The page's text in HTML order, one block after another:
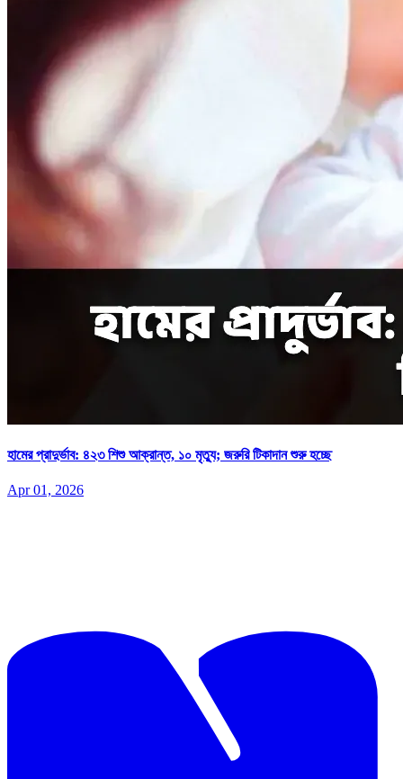
হামের প্রাদুর্ভাব: ৪২৩ শিশু আক্রান্ত, ১০ মৃত্যু; জরুরি টিকাদান শুরু হচ্ছে
Apr 01, 2026